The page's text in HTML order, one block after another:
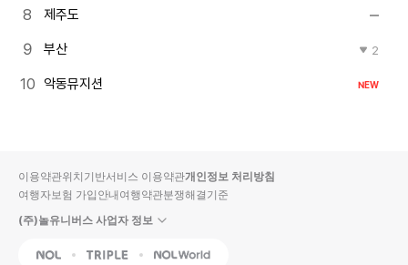
제주도
부산 2
악동뮤지션 NEW
이용약관위치기반서비스 이용약관개인정보 처리방침
여행자보험 가입안내여행약관분쟁해결기준
(주)놀유니버스 사업자 정보
NOL Triple Interpark Global